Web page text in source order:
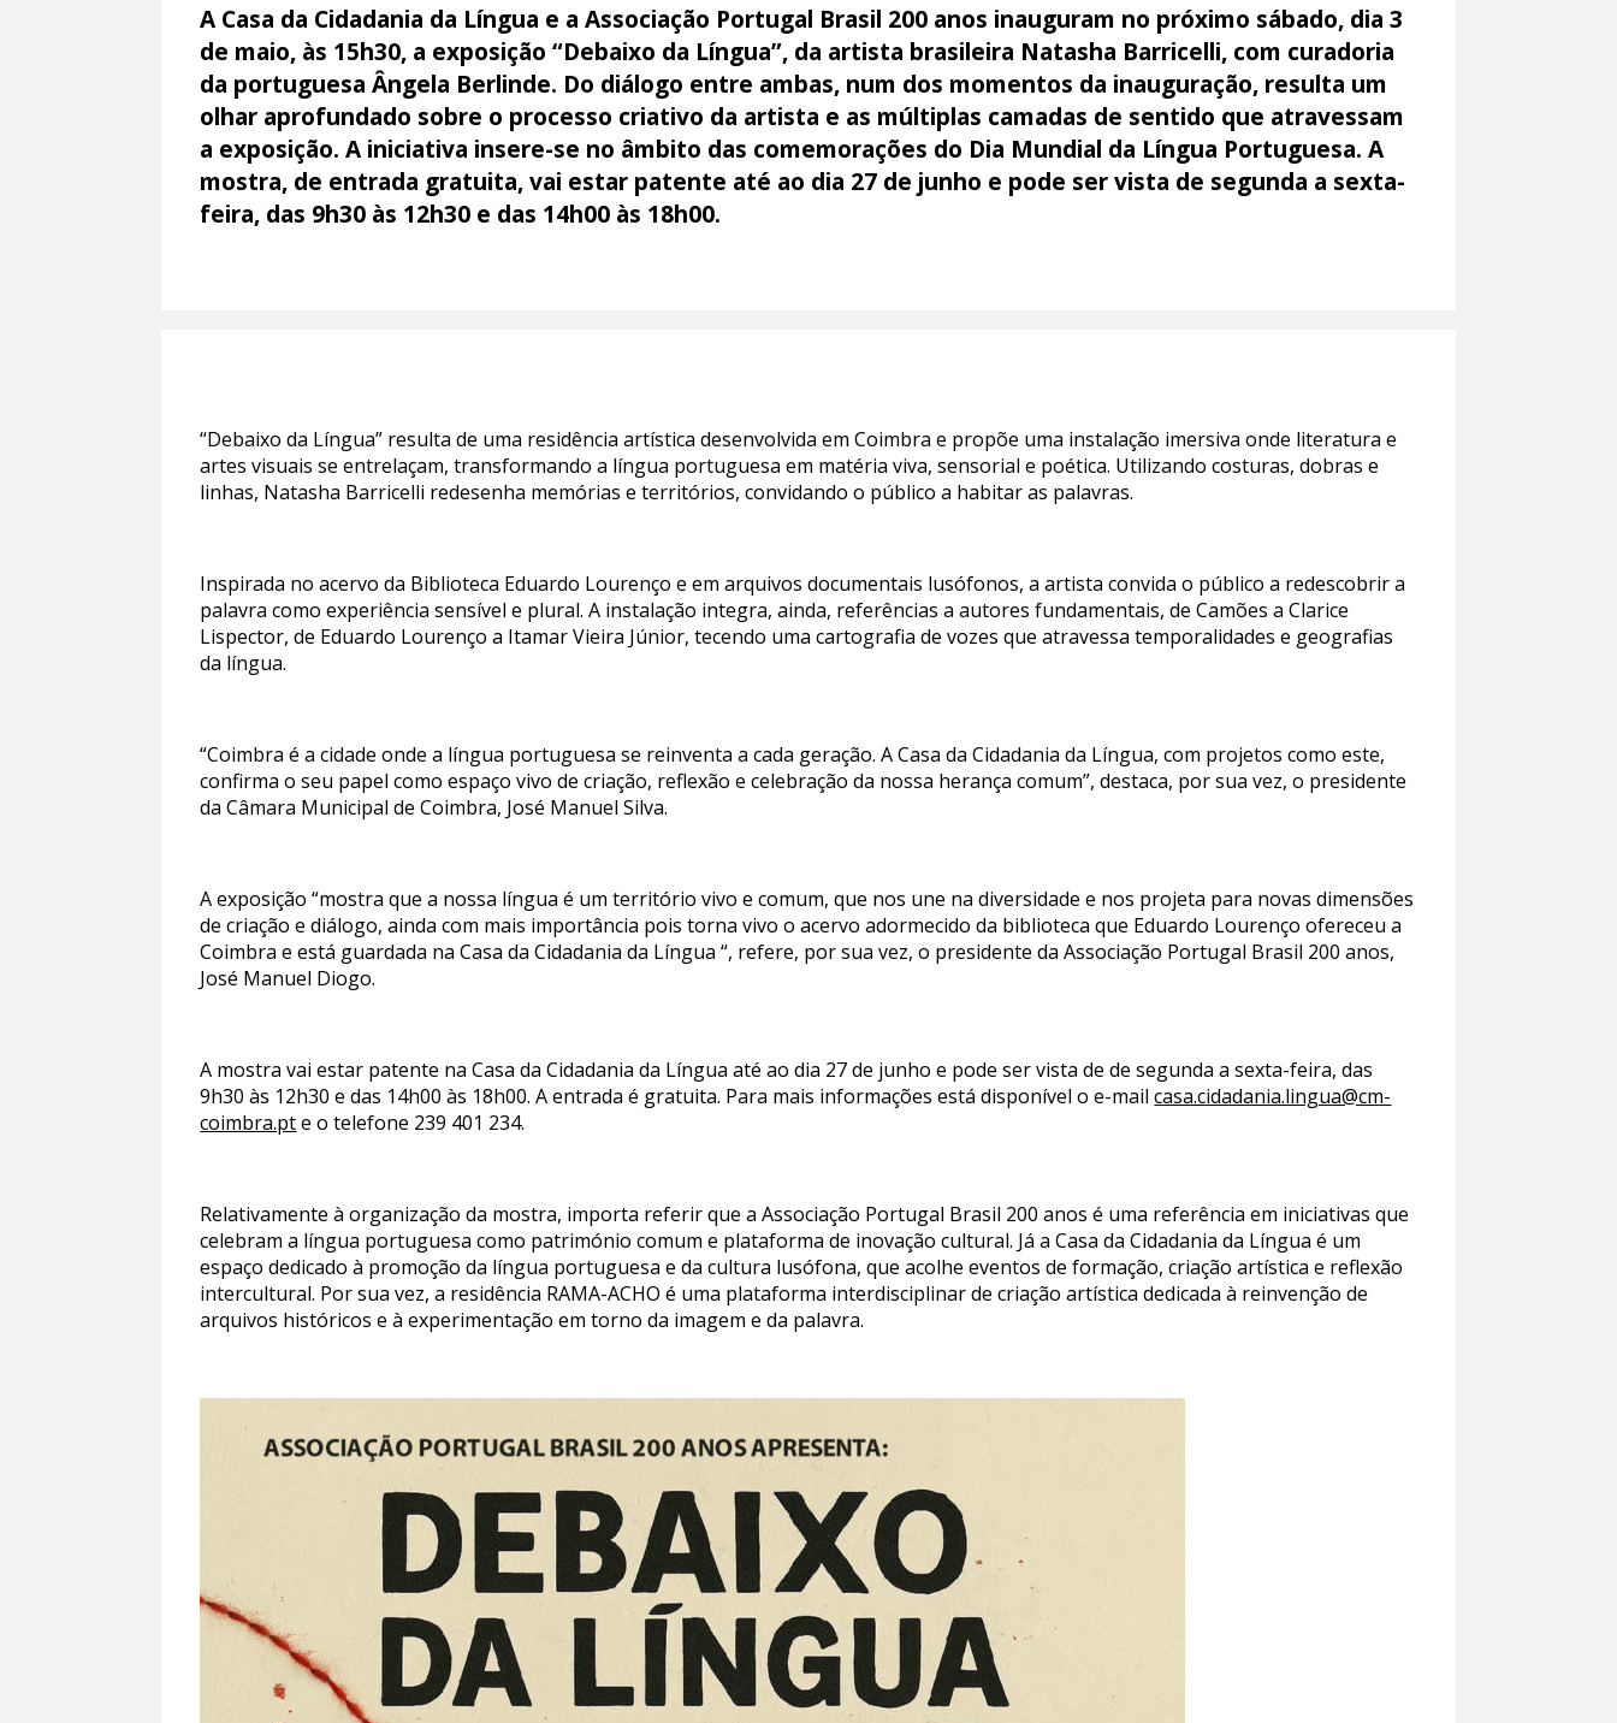
A Casa da Cidadania da Língua e a Associação Portugal Brasil 200 anos inauguram no próximo sábado, dia 3
de maio, às 15h30, a exposição “Debaixo da Língua”, da artista brasileira Natasha Barricelli, com curadoria
da portuguesa Ângela Berlinde. Do diálogo entre ambas, num dos momentos da inauguração, resulta um
olhar aprofundado sobre o processo criativo da artista e as múltiplas camadas de sentido que atravessam
a exposição. A iniciativa insere-se no âmbito das comemorações do Dia Mundial da Língua Portuguesa. A
mostra, de entrada gratuita, vai estar patente até ao dia 27 de junho e pode ser vista de segunda a sexta-
feira, das 9h30 às 12h30 e das 14h00 às 18h00.
“Debaixo da Língua” resulta de uma residência artística desenvolvida em Coimbra e propõe uma instalação imersiva onde literatura e
artes visuais se entrelaçam, transformando a língua portuguesa em matéria viva, sensorial e poética. Utilizando costuras, dobras e
linhas, Natasha Barricelli redesenha memórias e territórios, convidando o público a habitar as palavras.
Inspirada no acervo da Biblioteca Eduardo Lourenço e em arquivos documentais lusófonos, a artista convida o público a redescobrir a
palavra como experiência sensível e plural. A instalação integra, ainda, referências a autores fundamentais, de Camões a Clarice
Lispector, de Eduardo Lourenço a Itamar Vieira Júnior, tecendo uma cartografia de vozes que atravessa temporalidades e geografias
da língua.
“Coimbra é a cidade onde a língua portuguesa se reinventa a cada geração. A Casa da Cidadania da Língua, com projetos como este,
confirma o seu papel como espaço vivo de criação, reflexão e celebração da nossa herança comum”, destaca, por sua vez, o presidente
da Câmara Municipal de Coimbra, José Manuel Silva.
A exposição “mostra que a nossa língua é um território vivo e comum, que nos une na diversidade e nos projeta para novas dimensões
de criação e diálogo, ainda com mais importância pois torna vivo o acervo adormecido da biblioteca que Eduardo Lourenço ofereceu a
Coimbra e está guardada na Casa da Cidadania da Língua “, refere, por sua vez, o presidente da Associação Portugal Brasil 200 anos,
José Manuel Diogo.
A mostra vai estar patente na Casa da Cidadania da Língua até ao dia 27 de junho e pode ser vista de de segunda a sexta-feira, das
9h30 às 12h30 e das 14h00 às 18h00. A entrada é gratuita. Para mais informações está disponível o e-mailcasa.cidadania.lingua@cm-
coimbra.pte o telefone 239 401 234.
Relativamente à organização da mostra, importa referir que a Associação Portugal Brasil 200 anos é uma referência em iniciativas que
celebram a língua portuguesa como património comum e plataforma de inovação cultural. Já a Casa da Cidadania da Língua é um
espaço dedicado à promoção da língua portuguesa e da cultura lusófona, que acolhe eventos de formação, criação artística e reflexão
intercultural. Por sua vez, a residência RAMA-ACHO é uma plataforma interdisciplinar de criação artística dedicada à reinvenção de
arquivos históricos e à experimentação em torno da imagem e da palavra.